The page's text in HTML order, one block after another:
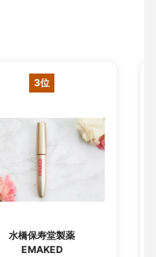
3位
水橋保寿堂製薬
EMAKED